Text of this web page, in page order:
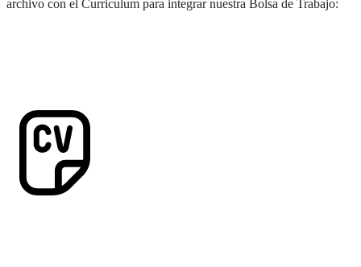
archivo con el Curriculum para integrar nuestra Bolsa de Trabajo: